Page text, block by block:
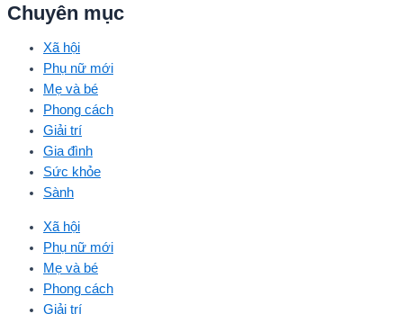
Chuyên mục
Xã hội
Phụ nữ mới
Mẹ và bé
Phong cách
Giải trí
Gia đình
Sức khỏe
Sành
Xã hội
Phụ nữ mới
Mẹ và bé
Phong cách
Giải trí